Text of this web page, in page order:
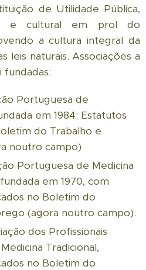
de Utilidade Pública,
e cultural em prol do
a cultura integral da
leis naturais. Associações a
Portuguesa de
em 1984; Estatutos
do Trabalho e
noutro campo)
Portuguesa de Medicina
em 1970, com
no Boletim do
(agora noutro campo).
dos Profissionais
Tradicional,
no Boletim do